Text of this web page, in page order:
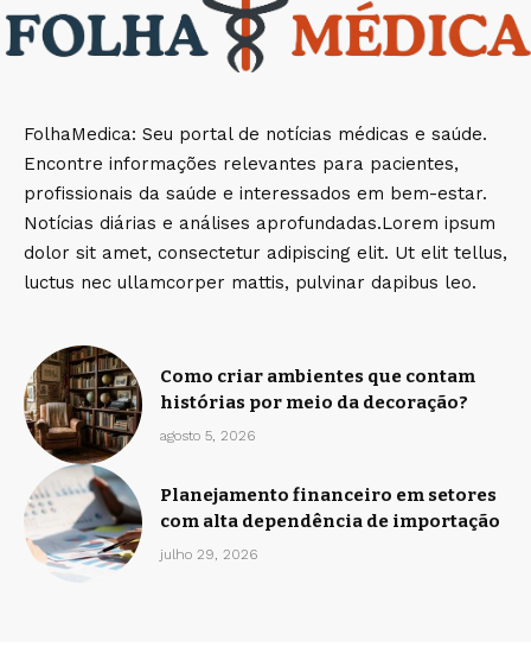
FolhaMedica: Seu portal de notícias médicas e saúde.
Encontre informações relevantes para pacientes,
profissionais da saúde e interessados em bem-estar.
Notícias diárias e análises aprofundadas.Lorem ipsum
dolor sit amet, consectetur adipiscing elit. Ut elit tellus,
luctus nec ullamcorper mattis, pulvinar dapibus leo.
Como criar ambientes que contam
histórias por meio da decoração?
agosto 5, 2026
Planejamento financeiro em setores
com alta dependência de importação
julho 29, 2026